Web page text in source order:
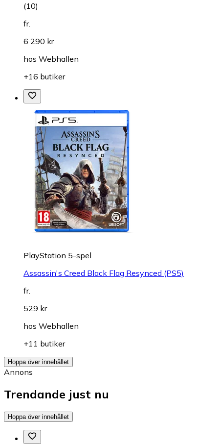
(10)
fr.
6 290 kr
hos Webhallen
+16 butiker
PlayStation 5-spel
Assassin's Creed Black Flag Resynced (PS5)
fr.
529 kr
hos Webhallen
+11 butiker
Hoppa över innehållet
Annons
Trendande just nu
Hoppa över innehållet